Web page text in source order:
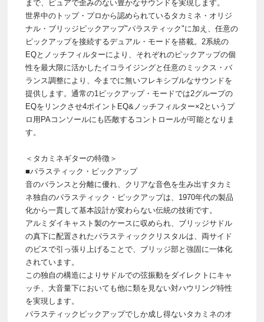
まで、ピュアで歪みのない豊かなサウンドを実現します。
世界中のトップ・プロから認められているタカミネ・オリジ
ナル・ブリッジピックアップ"パラスティック"に加え、任意の
ピックアップを接続するデュアル・モードを搭載。2系統の
EQとノッチフィルターにより、それぞれのピックアップの個
性を最大限に活かしたイコライジングと任意のミックス・バ
ランス調整により、今までに無いフレキシブルなサウンドを
提供します。通常の1ピックアップ・モードでは2グループの
EQをリンクさせ4ポイントEQ&ノッチフィルター×2というプ
ロ用PAコンソールにも匹敵するコントロールが可能となりま
す。
＜タカミネギターの特徴＞
■パラスティック・ピックアップ
音のバランスと分離に優れ、クリアな音色を生み出すタカミ
ネ独自のパラスティック・ピックアップは、1970年代の製品
化から一貫して基本設計が変わらない伝統の技術です。
アルミダイキャスト製のケースに収められ、ブリッジサドル
の真下に配置されたパラスティッククリスタルは、両サイド
のビスで引っ張り上げることで、ブリッジ部と強固に一体化
されています。
この独自の構造によりサドルでの弦振動をダイレクトにキャ
ッチ、大音量下においても他に類を見ない対ハウリング特性
を実現します。
パラスティックピックアップでしか成し得ないタカミネのオ